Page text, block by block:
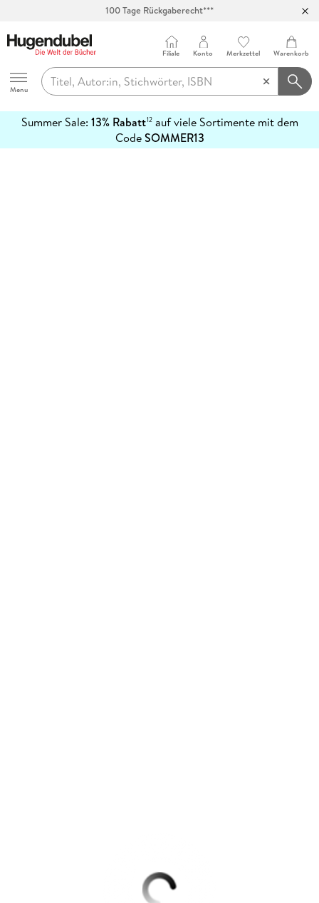
100 Tage Rückgaberecht***
Hugendubel
Menu
Filiale Konto Merkzettel Warenkorb
Summer Sale: 13% Rabatt12auf viele Sortimente mit dem
CodeSOMMER13
erfahren